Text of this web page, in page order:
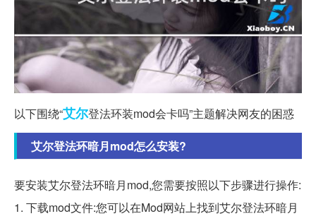
以下围绕“艾尔登法环装mod会卡吗”主题解决网友的困惑
艾尔登法环暗月mod怎么安装?
要安装艾尔登法环暗月mod,您需要按照以下步骤进行操作:
1. 下载mod文件:您可以在Mod网站上找到艾尔登法环暗月